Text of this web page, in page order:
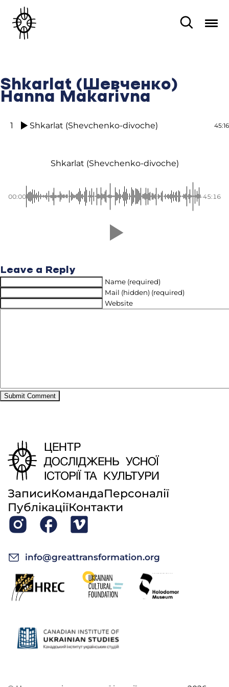
Shkarlat (Шевченко)
Hanna Makarivna
1 Shkarlat (Shevchenko-divoche) 45:16
Shkarlat (Shevchenko-divoche)
00:00 -45:16
Leave a Reply
Name (required)
Mail (hidden) (required)
Website
ЗаписиКомандаПерсоналії
ПублікаціїКонтакти
info@greattransformation.org